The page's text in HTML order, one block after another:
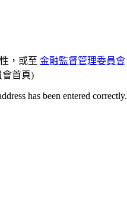
，或至 金融監督管理委員會
首頁)
has been entered correctly.